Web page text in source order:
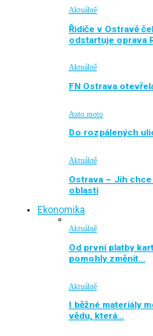
Aktuálně
Řidiče v Ostravě
odstartuje oprava
Aktuálně
FN Ostrava
Auto moto
Do rozpálených
Aktuálně
Ostrava – Jih
oblasti
Ekonomika
Aktuálně
Od první platby
pomohly změnit…
Aktuálně
I běžné materiály
vědu, která…